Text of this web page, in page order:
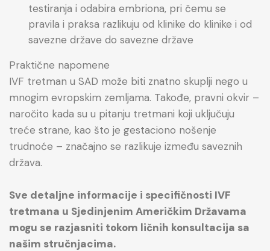
testiranja i odabira embriona, pri čemu se
pravila i praksa razlikuju od klinike do klinike i od
savezne države do savezne države
Praktične napomene
IVF tretman u SAD može biti znatno skuplji nego u
mnogim evropskim zemljama. Takođe, pravni okvir –
naročito kada su u pitanju tretmani koji uključuju
treće strane, kao što je gestaciono nošenje
trudnoće – značajno se razlikuje između saveznih
država.
Sve detaljne informacije i specifičnosti IVF
tretmana u Sjedinjenim Američkim Državama
mogu se razjasniti tokom ličnih konsultacija sa
našim stručnjacima.